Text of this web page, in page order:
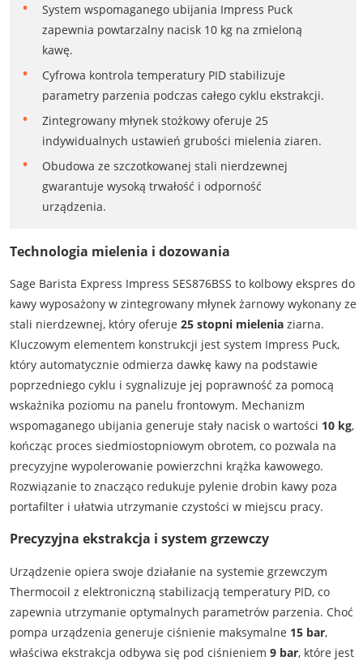
System wspomaganego ubijania Impress Puck
zapewnia powtarzalny nacisk 10 kg na zmieloną
kawę.
Cyfrowa kontrola temperatury PID stabilizuje
parametry parzenia podczas całego cyklu ekstrakcji.
Zintegrowany młynek stożkowy oferuje 25
indywidualnych ustawień grubości mielenia ziaren.
Obudowa ze szczotkowanej stali nierdzewnej
gwarantuje wysoką trwałość i odporność
urządzenia.
Technologia mielenia i dozowania
Sage Barista Express Impress SES876BSS to kolbowy ekspres do
kawy wyposażony w zintegrowany młynek żarnowy wykonany ze
stali nierdzewnej, który oferuje 25 stopni mieleniaziarna.
Kluczowym elementem konstrukcji jest system Impress Puck,
który automatycznie odmierza dawkę kawy na podstawie
poprzedniego cyklu i sygnalizuje jej poprawność za pomocą
wskaźnika poziomu na panelu frontowym. Mechanizm
wspomaganego ubijania generuje stały nacisk o wartości 10 kg,
kończąc proces siedmiostopniowym obrotem, co pozwala na
precyzyjne wypolerowanie powierzchni krążka kawowego.
Rozwiązanie to znacząco redukuje pylenie drobin kawy poza
portafilter i ułatwia utrzymanie czystości w miejscu pracy.
Precyzyjna ekstrakcja i system grzewczy
Urządzenie opiera swoje działanie na systemie grzewczym
Thermocoil z elektroniczną stabilizacją temperatury PID, co
zapewnia utrzymanie optymalnych parametrów parzenia. Choć
pompa urządzenia generuje ciśnienie maksymalne 15 bar,
właściwa ekstrakcja odbywa się pod ciśnieniem 9 bar, które jest